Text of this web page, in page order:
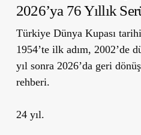
2026’ya 76 Yıllık
Türkiye Dünya Kupası
1954’te ilk adım, 2002’de
yıl sonra 2026’da geri
rehberi.
24 yıl.